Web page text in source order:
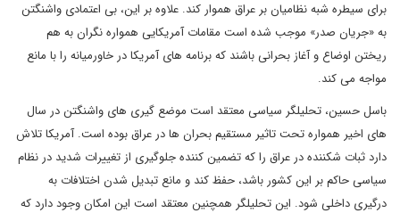
برای سیطره شبه نظامیان بر عراق هموار کند. علاوه بر این، بی اعتمادی واشنگتن
به «جریان صدر» موجب شده است مقامات آمریکایی همواره نگران به هم
ریختن اوضاع و آغاز بحرانی باشند که برنامه های آمریکا در خاورمیانه را با مانع
مواجه می کند.
باسل حسین، تحلیلگر سیاسی معتقد است موضع گیری های واشنگتن در سال
های اخیر همواره تحت تاثیر مستقیم بحران ها در عراق بوده است. آمریکا تلاش
دارد ثبات شکننده در عراق را که تضمین کننده جلوگیری از تغییرات شدید در نظام
سیاسی حاکم بر این کشور باشد، حفظ کند و مانع تبدیل شدن اختلافات به
درگیری داخلی شود. این تحلیلگر همچنین معتقد است این امکان وجود دارد که